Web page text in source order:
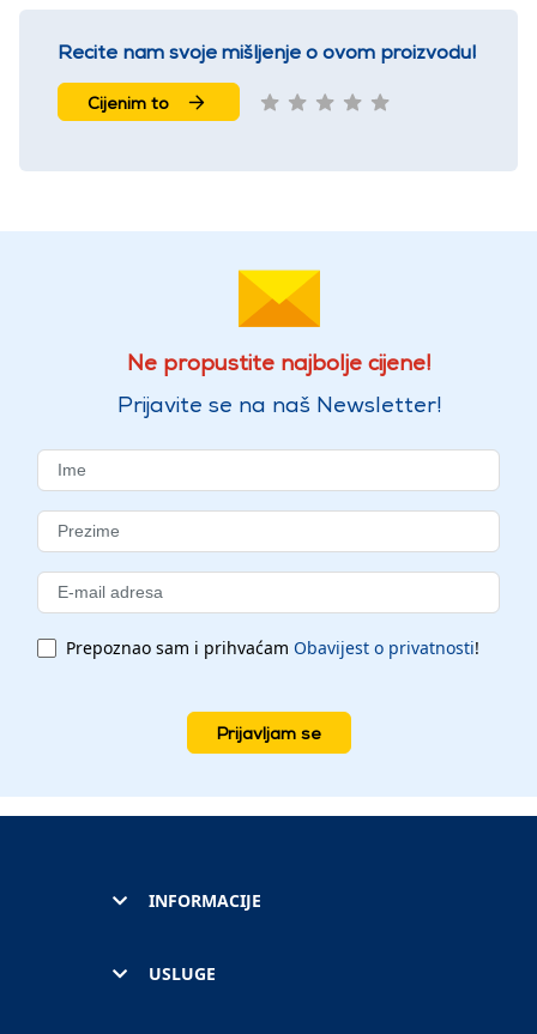
Recite nam svoje mišljenje o ovom proizvodu!
Cijenim to
Ne propustite najbolje cijene!
Prijavite se na naš Newsletter!
Prepoznao sam i prihvaćam Obavijest o privatnosti!
Prijavljam se
INFORMACIJE
USLUGE